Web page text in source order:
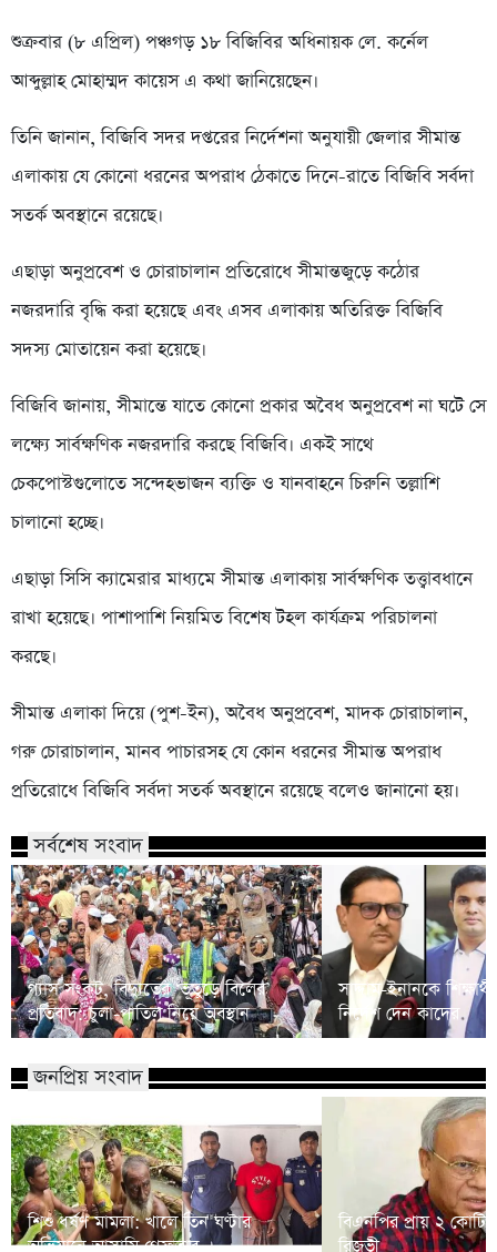
শুক্রবার (৮ এপ্রিল) পঞ্চগড় ১৮ বিজিবির অধিনায়ক লে. কর্নেল
আব্দুল্লাহ মোহাম্মদ কায়েস এ কথা জানিয়েছেন।
তিনি জানান, বিজিবি সদর দপ্তরের নির্দেশনা অনুযায়ী জেলার সীমান্ত
এলাকায় যে কোনো ধরনের অপরাধ ঠেকাতে দিনে-রাতে বিজিবি সর্বদা
সতর্ক অবস্থানে রয়েছে।
এছাড়া অনুপ্রবেশ ও চোরাচালান প্রতিরোধে সীমান্তজুড়ে কঠোর
নজরদারি বৃদ্ধি করা হয়েছে এবং এসব এলাকায় অতিরিক্ত বিজিবি
সদস্য মোতায়েন করা হয়েছে।
বিজিবি জানায়, সীমান্তে যাতে কোনো প্রকার অবৈধ অনুপ্রবেশ না ঘটে সে
লক্ষ্যে সার্বক্ষণিক নজরদারি করছে বিজিবি। একই সাথে
চেকপোস্টগুলোতে সন্দেহভাজন ব্যক্তি ও যানবাহনে চিরুনি তল্লাশি
চালানো হচ্ছে।
এছাড়া সিসি ক্যামেরার মাধ্যমে সীমান্ত এলাকায় সার্বক্ষণিক তত্ত্বাবধানে
রাখা হয়েছে। পাশাপাশি নিয়মিত বিশেষ টহল কার্যক্রম পরিচালনা
করছে।
সীমান্ত এলাকা দিয়ে (পুশ-ইন), অবৈধ অনুপ্রবেশ, মাদক চোরাচালান,
গরু চোরাচালান, মানব পাচারসহ যে কোন ধরনের সীমান্ত অপরাধ
প্রতিরোধে বিজিবি সর্বদা সতর্ক অবস্থানে রয়েছে বলেও জানানো হয়।
সর্বশেষ সংবাদ
গ্যাস সংকট, বিদ্যুতের ‘ভূতুড়ে বিলের’
প্রতিবাদ: চুলা-পাতিল নিয়ে অবস্থান
সাদ্দাম-ইনানকে
নির্দেশ দেন কাদের
জনপ্রিয় সংবাদ
শিশু ধর্ষণ মামলা: খালে তিন ঘণ্টার
বিএনপির প্রায় ২ কোটি